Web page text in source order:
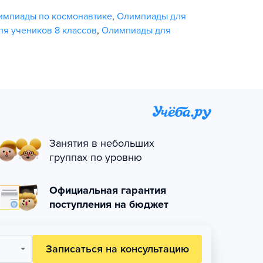
по космонавтике, Олимпиады для
учеников 8 классов, Олимпиады для
Занятия в небольших
группах по уровню
Официальная гарантия
поступления на бюджет
Записаться на консультацию